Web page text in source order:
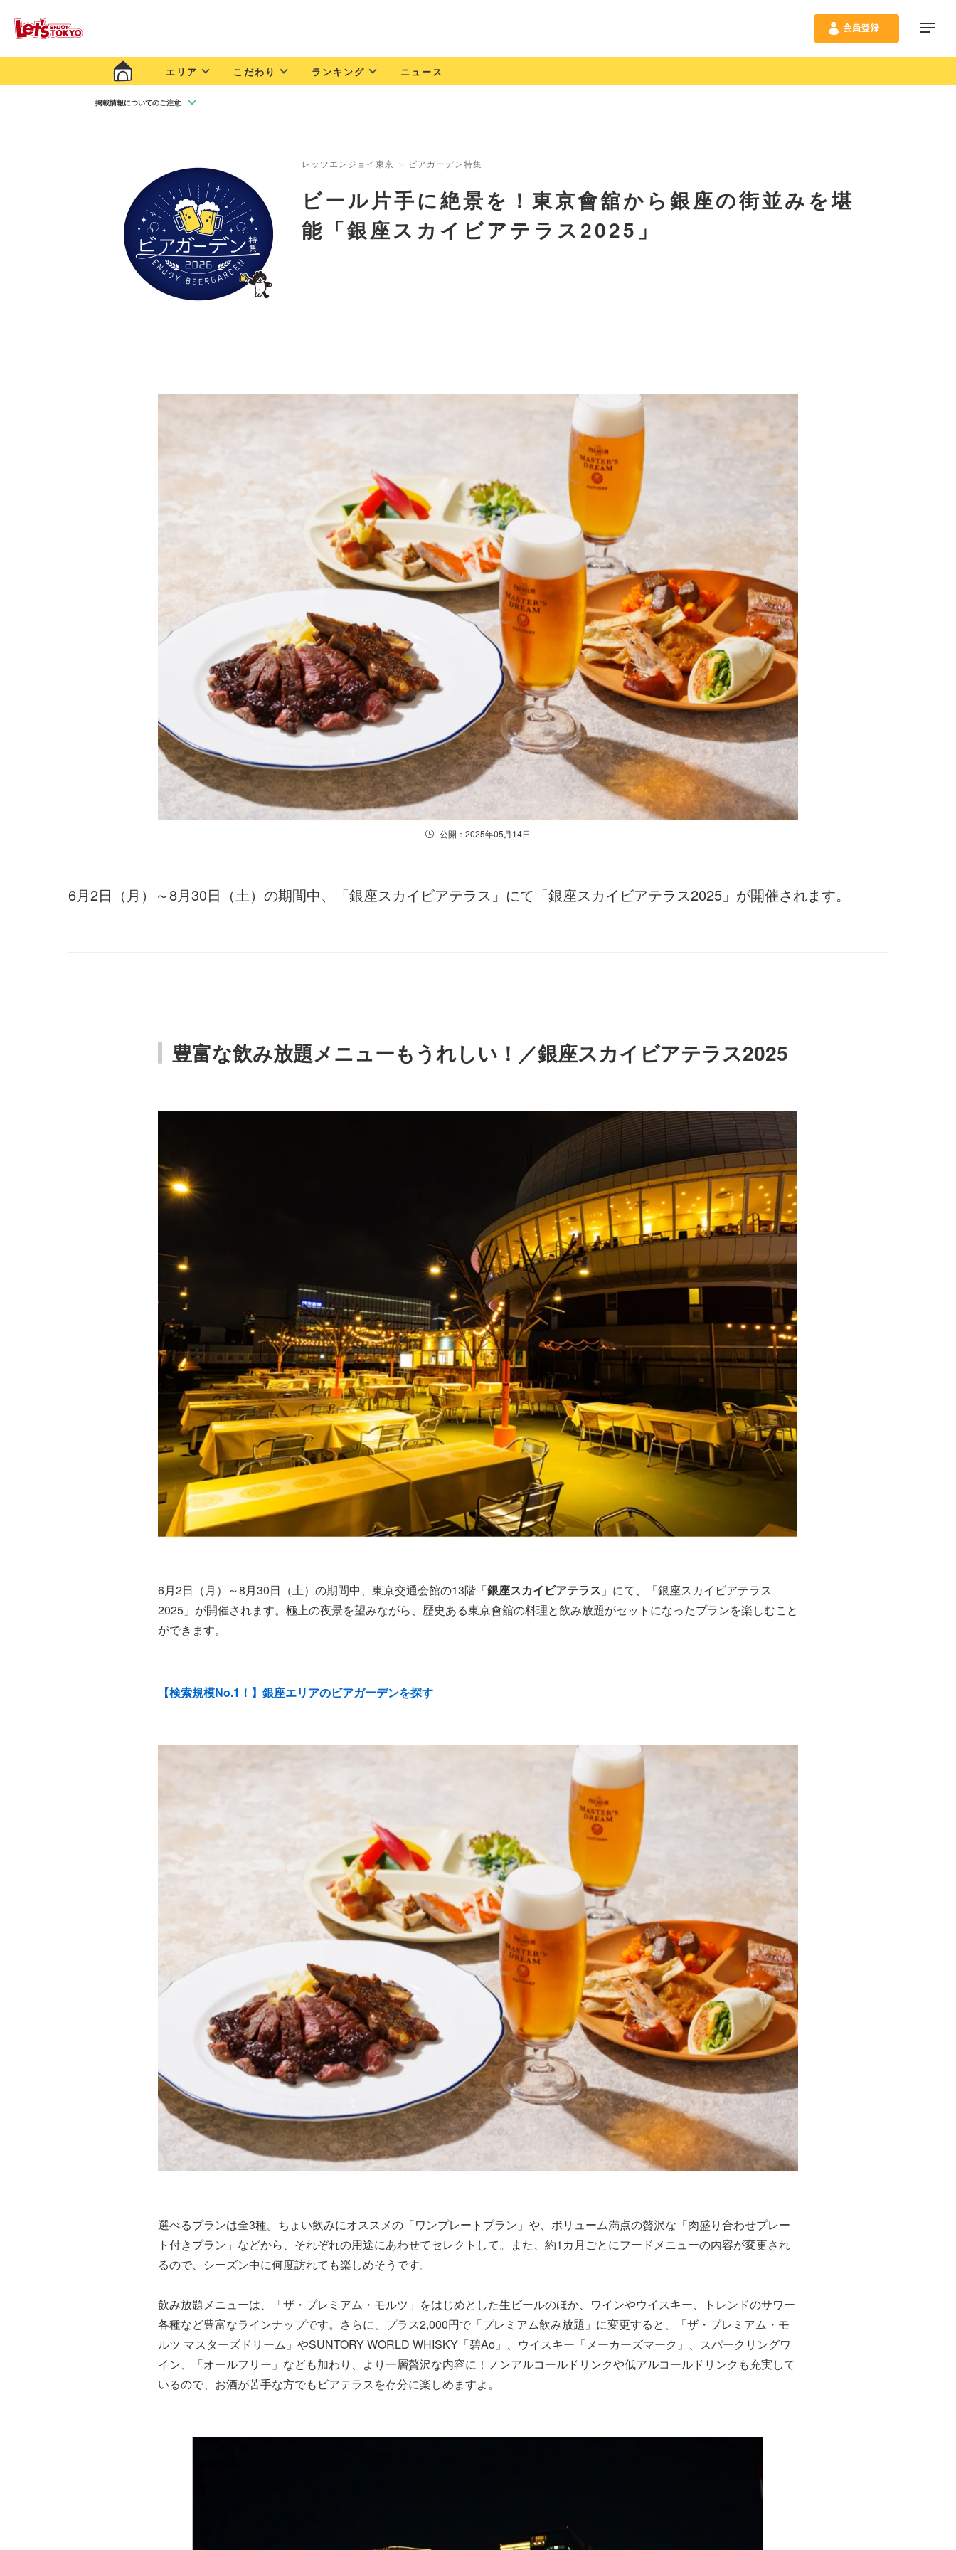
エリア こだわり ランキング ニュース
掲載情報についてのご注意
レッツエンジョイ東京 ビアガーデン特集
ビール片手に絶景を！東京會舘から銀座の街並みを堪
能「銀座スカイビアテラス2025」
公開：2025年05月14日
6月2日（月）～8月30日（土）の期間中、「銀座スカイビアテラス」にて「銀座スカイビアテラス2025」が開催されます。
豊富な飲み放題メニューもうれしい！／銀座スカイビアテラス2025
6月2日（月）～8月30日（土）の期間中、東京交通会館の13階「銀座スカイビアテラス 」にて、「銀座スカイビアテラス
2025」が開催されます。極上の夜景を望みながら、歴史ある東京會舘の料理と飲み放題がセットになったプランを楽しむこと
ができます。
【検索規模No.1！】銀座エリアのビアガーデンを探す
選べるプランは全3種。ちょい飲みにオススメの「ワンプレートプラン」や、ボリューム満点の贅沢な「肉盛り合わせプレー
ト付きプラン」などから、それぞれの用途にあわせてセレクトして。また、約1カ月ごとにフードメニューの内容が変更され
るので、シーズン中に何度訪れても楽しめそうです。
飲み放題メニューは、「ザ・プレミアム・モルツ」をはじめとした生ビールのほか、ワインやウイスキー、トレンドのサワー
各種など豊富なラインナップです。さらに、プラス2,000円で「プレミアム飲み放題」に変更すると、「ザ・プレミアム・モ
ルツ マスターズドリーム」やSUNTORY WORLD WHISKY「碧Ao」、ウイスキー「メーカーズマーク」、スパークリングワ
イン、「オールフリー」なども加わり、より一層贅沢な内容に！ノンアルコールドリンクや低アルコールドリンクも充実して
いるので、お酒が苦手な方でもビアテラスを存分に楽しめますよ。